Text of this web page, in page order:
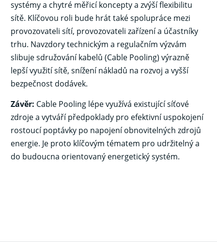
systémy a chytré měřicí koncepty a zvýší flexibilitu
sítě. Klíčovou roli bude hrát také spolupráce mezi
provozovateli sítí, provozovateli zařízení a účastníky
trhu. Navzdory technickým a regulačním výzvám
slibuje sdružování kabelů (Cable Pooling) výrazně
lepší využití sítě, snížení nákladů na rozvoj a vyšší
bezpečnost dodávek.
Závěr: Cable Pooling lépe využívá existující síťové
zdroje a vytváří předpoklady pro efektivní uspokojení
rostoucí poptávky po napojení obnovitelných zdrojů
energie. Je proto klíčovým tématem pro udržitelný a
do budoucna orientovaný energetický systém.